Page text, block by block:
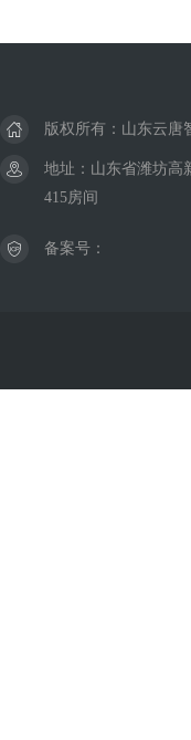
版权所有：山东云唐
地址：山东省潍坊高
415房间
备案号：